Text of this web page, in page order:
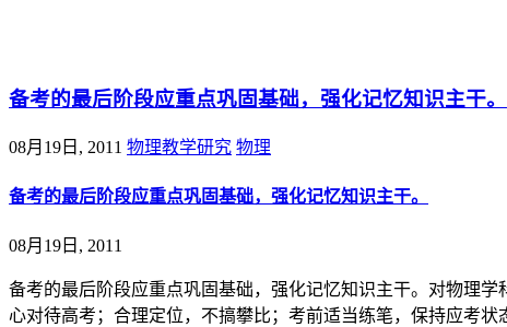
备考的最后阶段应重点巩固基础，强化记忆知识主干。
08月19日, 2011 物理教学研究 物理
备考的最后阶段应重点巩固基础，强化记忆知识主干。
08月19日, 2011
备考的最后阶段应重点巩固基础，强化记忆知识主干。对物理
心对待高考；合理定位，不搞攀比；考前适当练笔，保持应考